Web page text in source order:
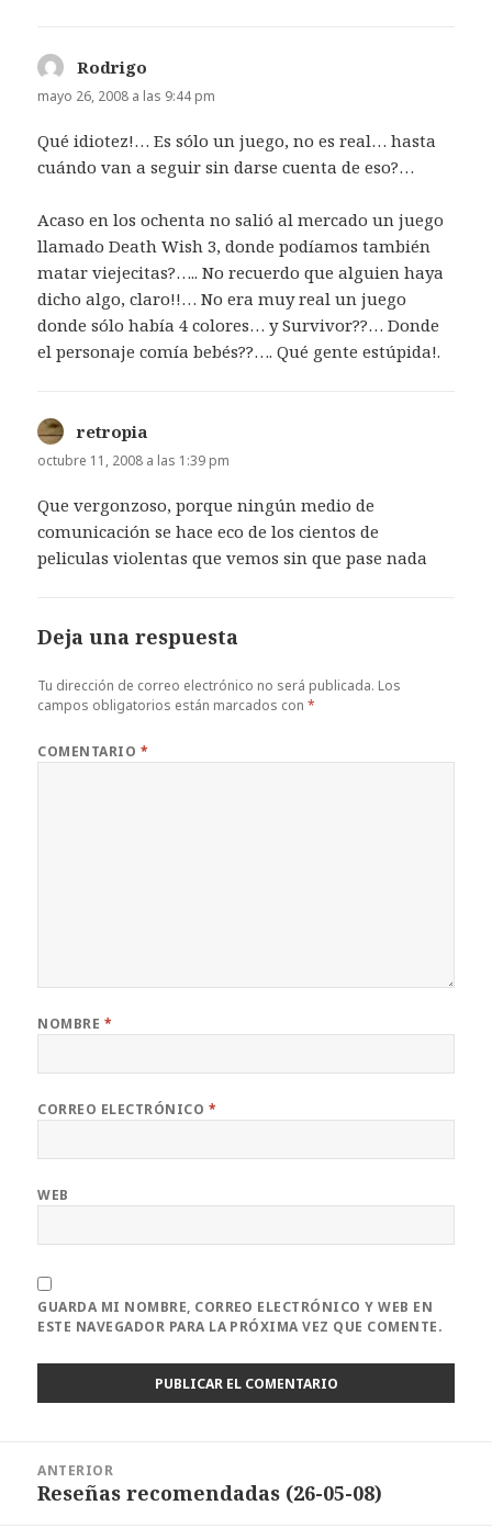
Rodrigo
mayo 26, 2008 a las 9:44 pm
Qué idiotez!… Es sólo un juego, no es real… hasta
cuándo van a seguir sin darse cuenta de eso?…
Acaso en los ochenta no salió al mercado un juego
llamado Death Wish 3, donde podíamos también
matar viejecitas?….. No recuerdo que alguien haya
dicho algo, claro!!… No era muy real un juego
donde sólo había 4 colores… y Survivor??… Donde
el personaje comía bebés??…. Qué gente estúpida!.
retropia
octubre 11, 2008 a las 1:39 pm
Que vergonzoso, porque ningún medio de
comunicación se hace eco de los cientos de
peliculas violentas que vemos sin que pase nada
Deja una respuesta
Tu dirección de correo electrónico no será publicada. Los
campos obligatorios están marcados con*
COMENTARIO *
NOMBRE *
CORREO ELECTRÓNICO *
WEB
GUARDA MI NOMBRE, CORREO ELECTRÓNICO Y WEB EN
ESTE NAVEGADOR PARA LA PRÓXIMA VEZ QUE COMENTE.
entradas
ANTERIOR
Entrada
Reseñas recomendadas (26-05-08)